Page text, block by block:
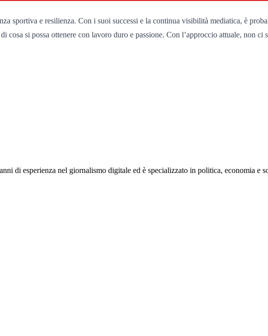
sportiva e resilienza. Con i suoi successi e la continua visibilità mediatica, è
cosa si possa ottenere con lavoro duro e passione. Con l’approccio attuale, non
di esperienza nel giornalismo digitale ed è specializzato in politica, economia e